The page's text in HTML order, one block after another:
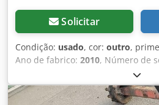
Solicitar
Condição: usado, cor: outro,
Ano de fabrico: 2010, Número de
Temos em stock mais de 100
procura, entre em contacto